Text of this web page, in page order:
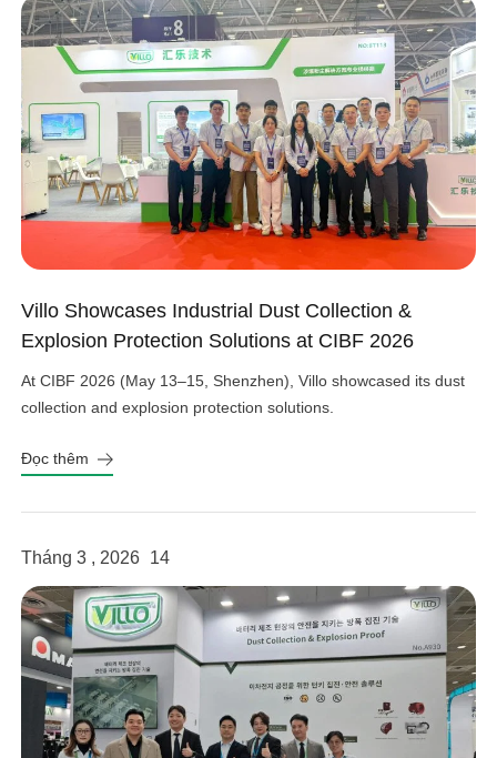
Villo Showcases Industrial Dust Collection &
Explosion Protection Solutions at CIBF 2026
At CIBF 2026 (May 13–15, Shenzhen), Villo showcased its dust
collection and explosion protection solutions.
Đọc thêm
Tháng 3 , 2026 14